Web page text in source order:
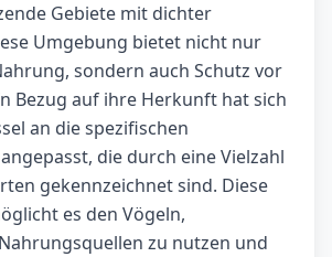
Gebiete mit dichter
Umgebung bietet nicht nur
sondern auch Schutz vor
Bezug auf ihre Herkunft hat sich
an die spezifischen
die durch eine Vielzahl
gekennzeichnet sind. Diese
es den Vögeln,
zu nutzen und